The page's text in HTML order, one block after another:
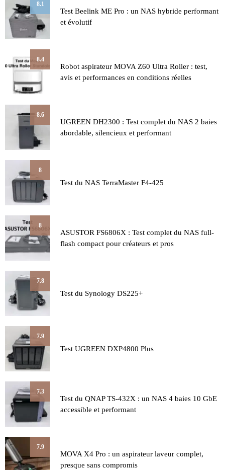
8.1
Test Beelink ME Pro : un NAS hybride performant
et évolutif
8.4
Robot aspirateur MOVA Z60 Ultra Roller : test,
avis et performances en conditions réelles
8.6
UGREEN DH2300 : Test complet du NAS 2 baies
abordable, silencieux et performant
8
Test du NAS TerraMaster F4-425
8
ASUSTOR FS6806X : Test complet du NAS full-
flash compact pour créateurs et pros
7.8
Test du Synology DS225+
7.9
Test UGREEN DXP4800 Plus
7.3
Test du QNAP TS-432X : un NAS 4 baies 10 GbE
accessible et performant
7.9
MOVA X4 Pro : un aspirateur laveur complet,
presque sans compromis